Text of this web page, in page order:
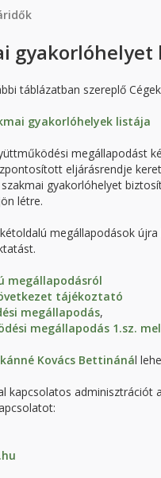
gyakorlóhelyet
táblázatban szereplő
gyakorlóhelyek listája
megállapodást
eljárásrendje
gyakorlóhelyet
létre.
megállapodások
megállapodásról
tájékoztató
megállapodás,
megállapodás 1.sz.
Kovács Bettinánál
kapcsolatos adminisztrációt